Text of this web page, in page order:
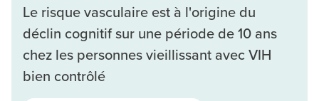
Le risque vasculaire est à l'origine du
déclin cognitif sur une période de 10 ans
chez les personnes vieillissant avec VIH
bien contrôlé